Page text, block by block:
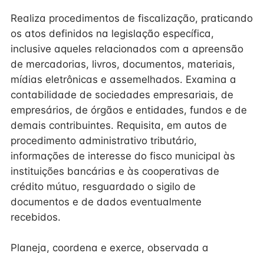
Realiza procedimentos de fiscalização, praticando
os atos definidos na legislação específica,
inclusive aqueles relacionados com a apreensão
de mercadorias, livros, documentos, materiais,
mídias eletrônicas e assemelhados. Examina a
contabilidade de sociedades empresariais, de
empresários, de órgãos e entidades, fundos e de
demais contribuintes. Requisita, em autos de
procedimento administrativo tributário,
informações de interesse do fisco municipal às
instituições bancárias e às cooperativas de
crédito mútuo, resguardado o sigilo de
documentos e de dados eventualmente
recebidos.
Planeja, coordena e exerce, observada a